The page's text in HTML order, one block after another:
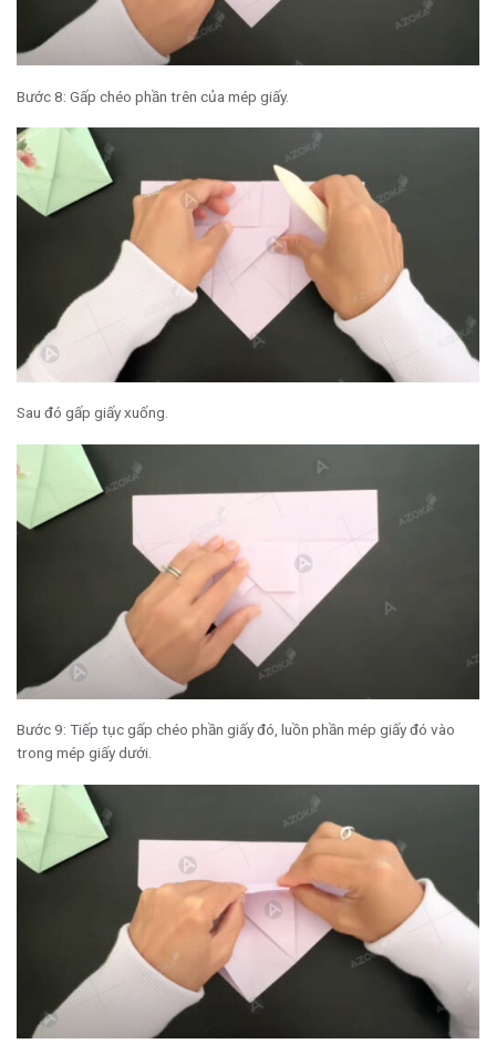
Bước 8: Gấp chéo phần trên của mép giấy.
Sau đó gấp giấy xuống.
Bước 9: Tiếp tục gấp chéo phần giấy đó, luồn phần mép giấy đó vào
trong mép giấy dưới.